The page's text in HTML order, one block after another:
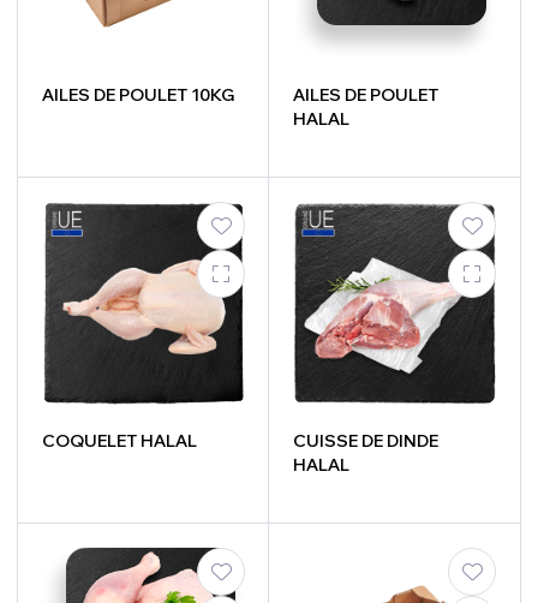
AILES DE POULET 10KG
AILES DE POULET
HALAL
COQUELET HALAL
CUISSE DE DINDE
HALAL